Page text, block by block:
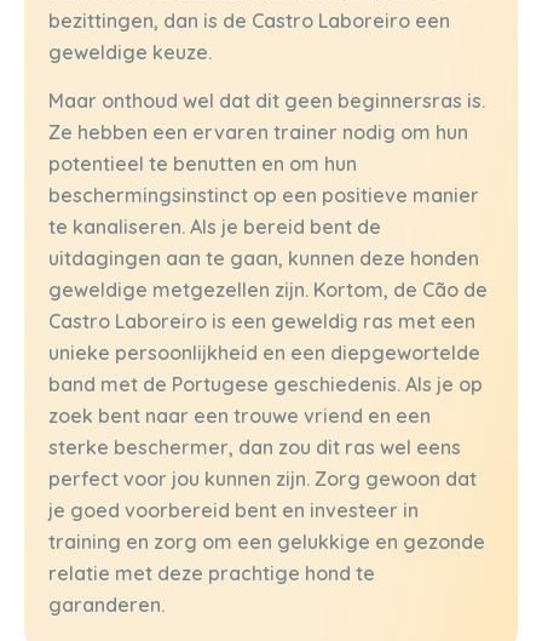
bezittingen, dan is de Castro Laboreiro een
geweldige keuze.
Maar onthoud wel dat dit geen beginnersras is.
Ze hebben een ervaren trainer nodig om hun
potentieel te benutten en om hun
beschermingsinstinct op een positieve manier
te kanaliseren. Als je bereid bent de
uitdagingen aan te gaan, kunnen deze honden
geweldige metgezellen zijn. Kortom, de Cão de
Castro Laboreiro is een geweldig ras met een
unieke persoonlijkheid en een diepgewortelde
band met de Portugese geschiedenis. Als je op
zoek bent naar een trouwe vriend en een
sterke beschermer, dan zou dit ras wel eens
perfect voor jou kunnen zijn. Zorg gewoon dat
je goed voorbereid bent en investeer in
training en zorg om een gelukkige en gezonde
relatie met deze prachtige hond te
garanderen.